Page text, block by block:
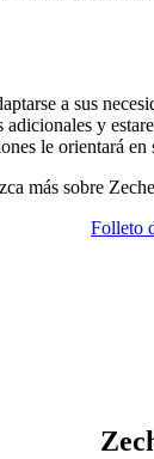
a sus
y
le orientará en
más sobre
Folleto